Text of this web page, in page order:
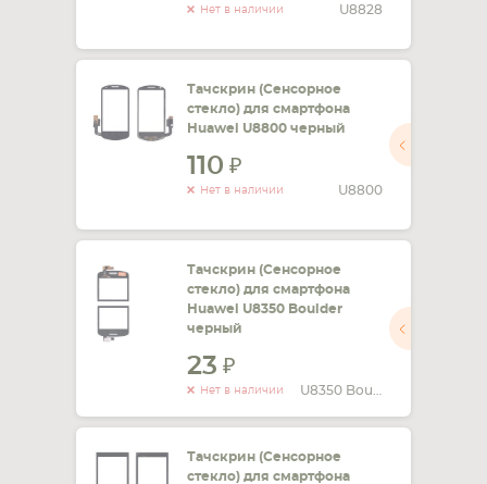
Нет в наличии U8828
Тачскрин (Сенсорное
стекло) для смартфона
Huawei U8800 черный
110
Нет в наличии U8800
Тачскрин (Сенсорное
стекло) для смартфона
Huawei U8350 Boulder
черный
23
Нет в наличии
Тачскрин (Сенсорное
стекло) для смартфона